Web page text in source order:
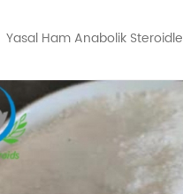
Yasal Ham Anabolik